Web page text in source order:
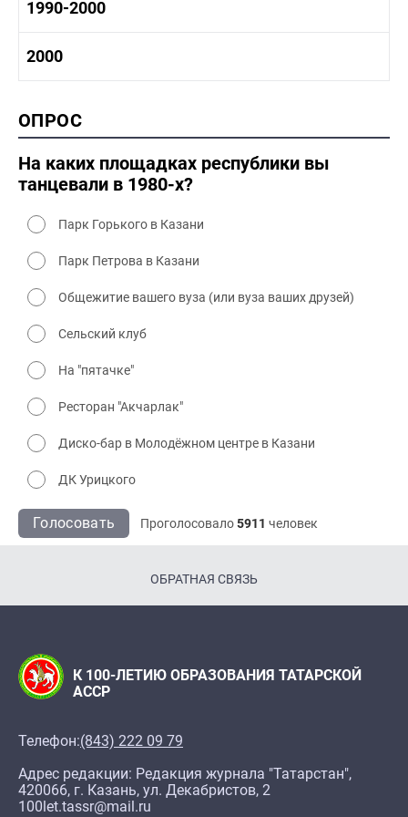
1970 - 1980 быт
1980 -1990 история
1980-1990 культура
1990-2000
1990-2000 культура
2000
2000 промышленность
2000 культура
ОПРОС
На каких площадках республики вы
танцевали в 1980-х?
Парк Горького в Казани
Парк Петрова в Казани
Общежитие вашего вуза (или вуза ваших друзей)
Сельский клуб
На "пятачке"
Ресторан "Акчарлак"
Диско-бар в Молодёжном центре в Казани
ДК Урицкого
Голосовать Проголосовало5911 человек
ОБРАТНАЯ СВЯЗЬ
К 100-ЛЕТИЮ ОБРАЗОВАНИЯ ТАТАРСКОЙ
АССР
Телефон:(843) 222 09 79
Адрес редакции: Редакция журнала "Татарстан",
420066, г. Казань, ул. Декабристов, 2
100let.tassr@mail.ru